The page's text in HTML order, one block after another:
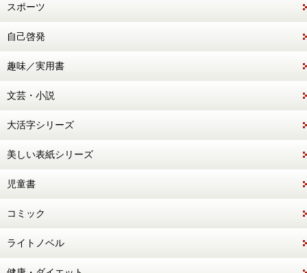
スポーツ
自己啓発
趣味／実用書
文芸・小説
大活字シリーズ
美しい表紙シリーズ
児童書
コミック
ライトノベル